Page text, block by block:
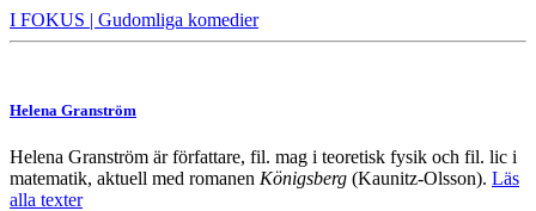
I FOKUS | Gudomliga komedier
Helena Granström
Helena Granström är författare, fil. mag i teoretisk fysik och fil. lic i
matematik, aktuell med romanen Königsberg (Kaunitz-Olsson). Läs
alla texter